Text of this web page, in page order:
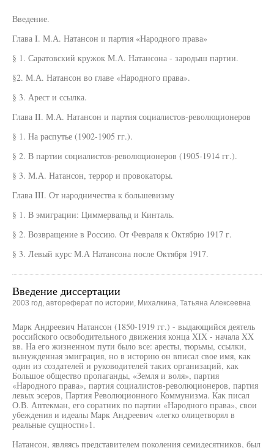
Введение.
Глава I. М.А. Натансон и партия «Народного права»
§ 1. Саратовский кружок М.А. Натансона - зародыш партии.
§2. М.А. Натансон во главе «Народного права».
§ 3. Арест и ссылка.
Глава II. М.А. Натансон и партия социалистов-революционеров
§ 1. На распутье (1902-1905 гг.).
§ 2. В партии социалистов-революционеров (1905-1914 гг.).
§ 3. М.А. Натансон, террор и провокаторы.
Глава III. От народничества к большевизму
§ 1. В эмиграции: Циммервальд и Кинталь.
§ 2. Возвращение в Россию. От Февраля к Октябрю 1917 г.
§ 3. Левый курс М.А Натансона после Октября 1917.
Введение диссертации
2003 год, автореферат по истории, Михалкина, Татьяна Алексеевна
Марк Андреевич Натансон (1850-1919 гг.) - выдающийся деятель
российского освободительного движения конца XIX - начала XX
вв. На его жизненном пути было все: аресты, тюрьмы, ссылки,
вынужденная эмиграция, но в историю он вписал свое имя, как
один из создателей и руководителей таких организаций, как
Большое общество пропаганды, «Земля и воля», партия
«Народного права», партия социалистов-революционеров, партия
левых эсеров, Партия Революционного Коммунизма. Как писал
О.В. Аптекман, его соратник по партии «Народного права», свои
убеждения и идеалы Марк Андреевич «легко олицетворял в
реальные сущности»1.
Натансон, являясь представителем поколения семидесятников, был